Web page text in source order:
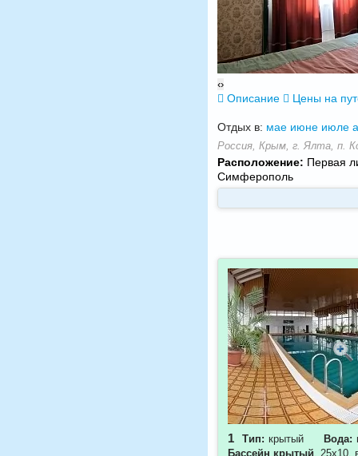
‹›
Описание Цены на
Отдых в: мае июне июле
Россия, Крым, г. Ялта, п.
Расположение: Первая
Симферополь
1 Тип: крытый Вода:
Бассейн крытый, 25х10,